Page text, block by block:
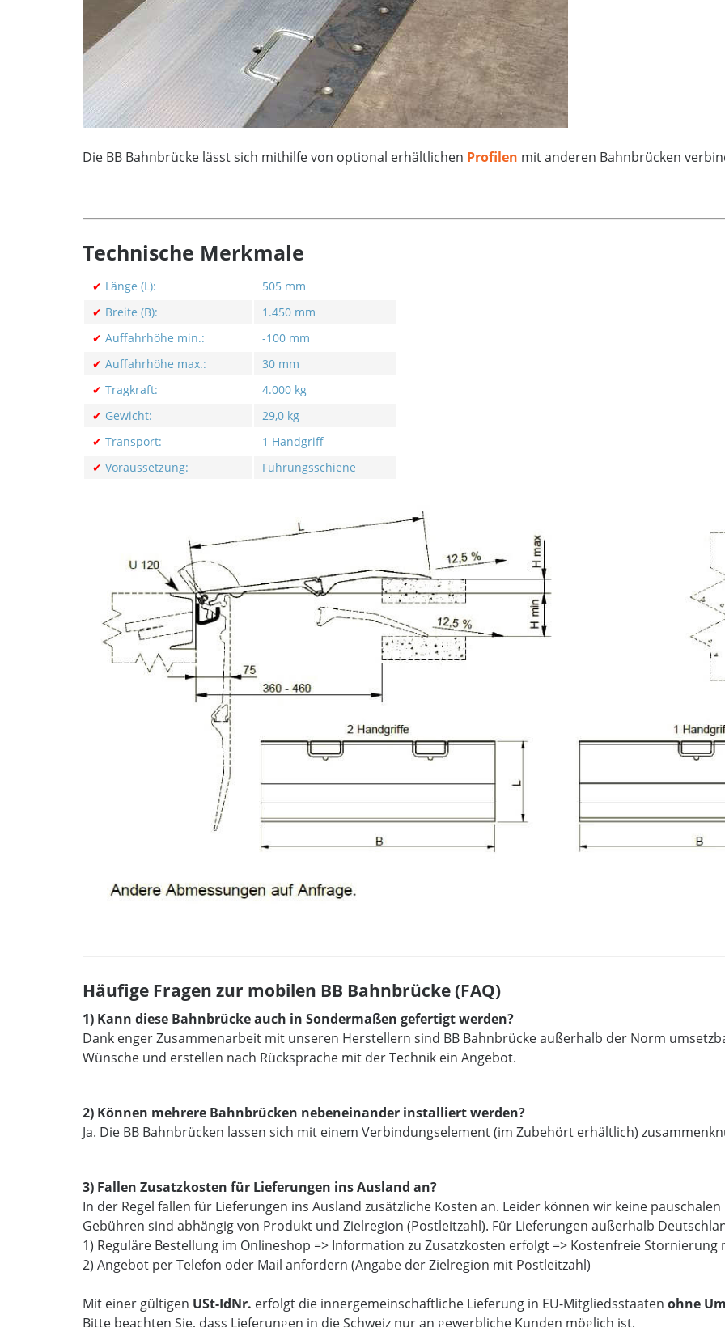
Die BB Bahnbrücke lässt sich mithilfe von optional erhältlichen Profilen mit anderen Bahnbrücken
Technische Merkmale
✔ Länge (L):
505 mm
✔ Breite (B):
1.450 mm
✔ Auffahrhöhe min.:
-100 mm
✔ Auffahrhöhe max.:
30 mm
✔ Tragkraft:
4.000 kg
✔ Gewicht:
29,0 kg
✔ Transport:
1 Handgriff
✔ Voraussetzung: Führungsschiene
Häufige Fragen zur mobilen BB Bahnbrücke (FAQ)
1) Kann diese Bahnbrücke auch in Sondermaßen gefertigt werden?
Dank enger Zusammenarbeit mit unseren Herstellern sind BB Bahnbrücke außerhalb der Norm
Wünsche und erstellen nach Rücksprache mit der Technik ein Angebot.
2) Können mehrere Bahnbrücken nebeneinander installiert werden?
Ja. Die BB Bahnbrücken lassen sich mit einem Verbindungselement (im Zubehört erhältlich)
3) Fallen Zusatzkosten für Lieferungen ins Ausland an?
In der Regel fallen für Lieferungen ins Ausland zusätzliche Kosten an. Leider können wir keine
Gebühren sind abhängig von Produkt und Zielregion (Postleitzahl). Für Lieferungen außerhalb
1) Reguläre Bestellung im Onlineshop => Information zu Zusatzkosten erfolgt => Kostenfreie Stornierung
2) Angebot per Telefon oder Mail anfordern (Angabe der Zielregion mit Postleitzahl)
Mit einer gültigen USt-IdNr. erfolgt die innergemeinschaftliche Lieferung in EU-Mitgliedsstaaten ohne
Bitte beachten Sie, dass Lieferungen in die Schweiz nur an gewerbliche Kunden möglich ist.